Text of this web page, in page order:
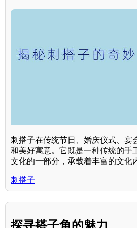
刺搭子在传统节日、婚庆仪式、宴
和美好寓意。它既是一种传统的手
文化的一部分，承载着丰富的文化
刺搭子
探寻搭子角的魅力